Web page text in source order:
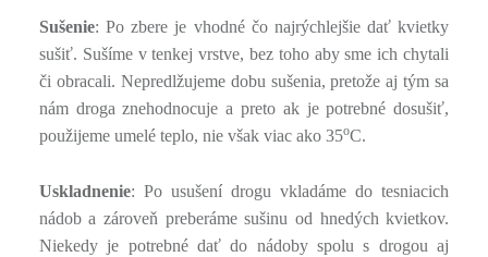
Sušenie: Po zbere je vhodné čo najrýchlejšie dať kvietky
sušiť. Sušíme v tenkej vrstve, bez toho aby sme ich chytali
či obracali. Nepredlžujeme dobu sušenia, pretože aj tým sa
nám droga znehodnocuje a preto ak je potrebné dosušiť,
použijeme umelé teplo, nie však viac ako 35oC.
Uskladnenie: Po usušení drogu vkladáme do tesniacich
nádob a zároveň preberáme sušinu od hnedých kvietkov.
Niekedy je potrebné dať do nádoby spolu s drogou aj